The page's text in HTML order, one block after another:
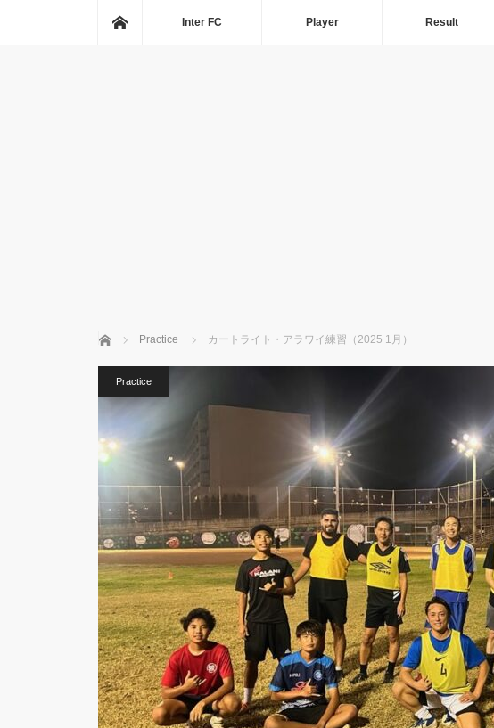
ホームInter FC Player Result
ホーム Practice カートライト・アラワイ練習（2025 1月）
Practice